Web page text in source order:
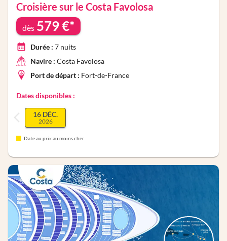
Croisière sur le Costa Favolosa
dès 579€*
Durée : 7 nuits
Navire : Costa Favolosa
Port de départ : Fort-de-France
Dates disponibles :
16 DÉC.
2026
Date au prix au moins cher